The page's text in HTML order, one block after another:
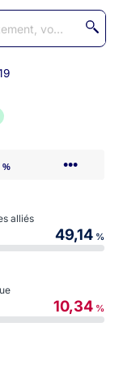
% •••
alliés
49,14 %
10,34 %